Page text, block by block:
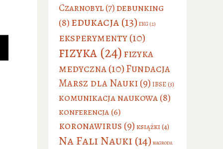
Czarnobyl(7)debunking
(8)edukacja(13) EKG(2)
eksperymenty(10)
fizyka(24)fizyka
medyczna(10)Fundacja
Marsz dla Nauki(9) IBSE(3)
komunikacja naukowa(8)
konferencja(6)
koronawirus (9) książki (4)
Na Fali Nauki (14) nagroda